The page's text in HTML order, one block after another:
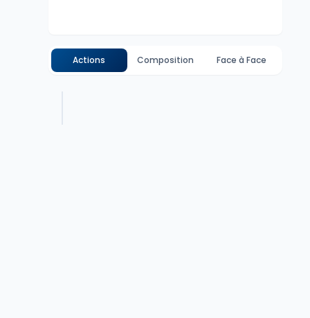
Actions Composition Face à Face